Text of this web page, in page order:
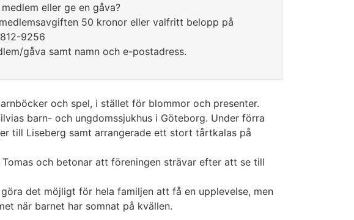
eller ge en gåva?
50 kronor eller valfritt belopp på
9256
gåva samt namn och e-postadress.
och spel, i stället för blommor och presenter.
barn- och ungdomssjukhus i Göteborg. Under förra
till Liseberg samt arrangerade ett stort tårtkalas på
och betonar att föreningen strävar efter att se till
det möjligt för hela familjen att få en upplevelse, men
när barnet har somnat på kvällen.